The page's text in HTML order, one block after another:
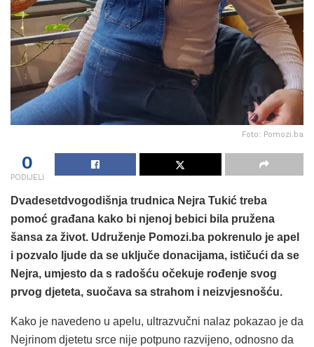
Foto: Pomozi.ba
0
PODIJELI
Dvadesetdvogodišnja trudnica Nejra Tukić treba
pomoć građana kako bi njenoj bebici bila pružena
šansa za život. Udruženje Pomozi.ba pokrenulo je apel
i pozvalo ljude da se uključe donacijama, ističući da se
Nejra, umjesto da s radošću očekuje rođenje svog
prvog djeteta, suočava sa strahom i neizvjesnošću.
Kako je navedeno u apelu, ultrazvučni nalaz pokazao je da
Nejrinom djetetu srce nije potpuno razvijeno, odnosno da